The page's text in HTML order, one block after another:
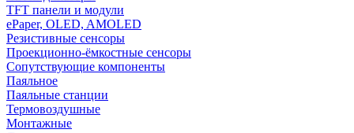
TFT панели и модули
ePaper, OLED, AMOLED
Резистивные сенсоры
Проекционно-ёмкостные сенсоры
Сопутствующие компоненты
Паяльное
Паяльные станции
Термовоздушные
Монтажные